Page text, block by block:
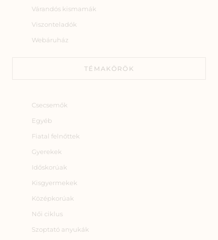
Várandós kismamák
Viszonteladók
Webáruház
TÉMAKÖRÖK
Csecsemők
Egyéb
Fiatal felnőttek
Gyerekek
Időskorúak
Kisgyermekek
Középkorúak
Női ciklus
Szoptató anyukák